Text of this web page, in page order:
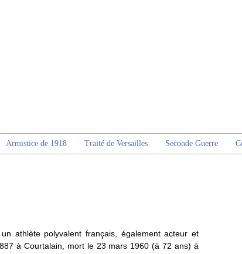
Armistice de 1918 Traité de Versailles Seconde Guerre
athlète polyvalent français, également acteur et
à Courtalain, mort le 23 mars 1960 (à 72 ans) à